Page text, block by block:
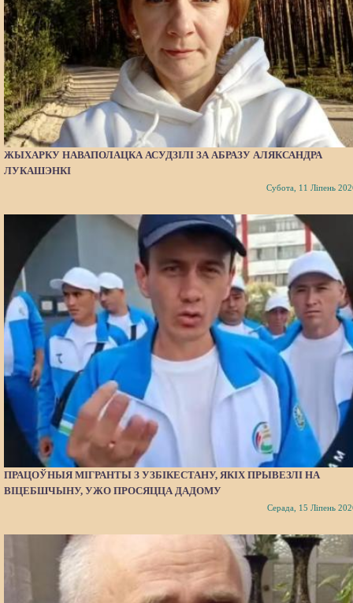
ЖЫХАРКУ НАВАПОЛАЦКА АСУДЗІЛІ ЗА АБРАЗУ АЛЯКСАНДРА
ЛУКАШЭНКІ
Субота, 11 Ліпень
ПРАЦОЎНЫЯ МІГРАНТЫ З УЗБІКЕСТАНУ, ЯКІХ ПРЫВЕЗЛІ НА
ВІЦЕБШЧЫНУ, УЖО ПРОСЯЦЦА ДАДОМУ
Серада, 15 Ліпень